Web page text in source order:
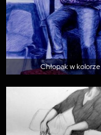
Chłopak w kolorze